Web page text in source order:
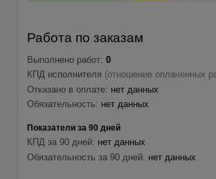
Работа по заказам
Выполнено работ: 0
КПД исполнителя (отношение оплаченных
Отказано в оплате: нет данных
Обязательность: нет данных
Показатели за 90 дней
КПД за 90 дней: нет данных
Обязательность за 90 дней: нет данных